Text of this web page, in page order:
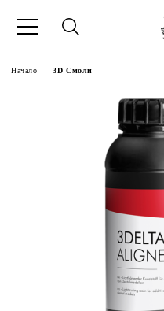
Начало 3D Смоли